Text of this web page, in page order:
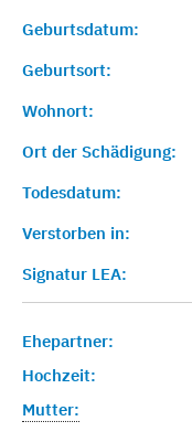
Geburtsdatum:
Geburtsort:
Wohnort:
Ort der Schädigung:
Todesdatum:
Verstorben in:
Signatur LEA:
Ehepartner:
Hochzeit:
Mutter: